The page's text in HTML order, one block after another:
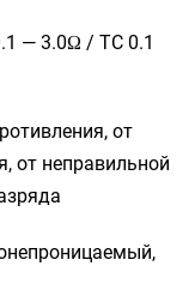
— 3.0Ω / ТС 0.1
от
от неправильной